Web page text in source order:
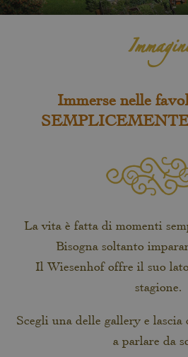
Immerse nelle
La vita è fatta di momenti
Bisogna soltanto
Il Wiesenhof offre il suo
stagione.
Scegli una delle gallery e
a parlare da